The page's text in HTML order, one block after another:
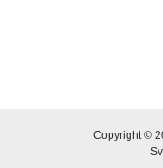
Copyright ©